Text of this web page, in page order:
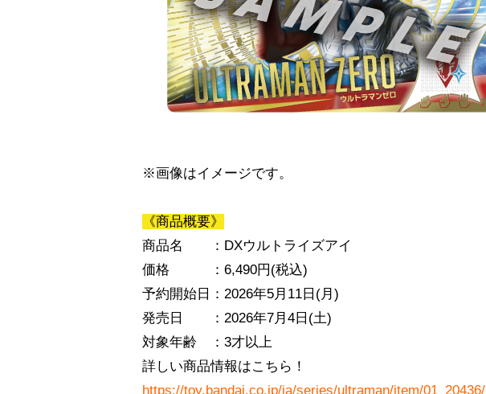
※画像はイメージです。
《商品概要》
商品名　　：DXウルトライズアイ
価格　　　：6,490円(税込)
予約開始日：2026年5月11日(月)
発売日　　：2026年7月4日(土)
対象年齢　：3才以上
詳しい商品情報はこちら！
https://toy.bandai.co.jp/ja/series/ultraman/item/01_20436/